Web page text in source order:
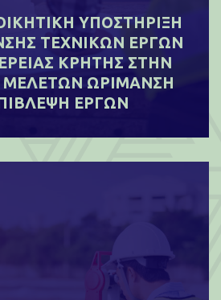
ΥΠΟΣΤΗΡΙΞΗ
ΤΕΧΝΙΚΩΝ ΕΡΓΩΝ
ΚΡΗΤΗΣ ΣΤΗΝ
ΩΡΙΜΑΝΣΗ
ΕΡΓΩΝ